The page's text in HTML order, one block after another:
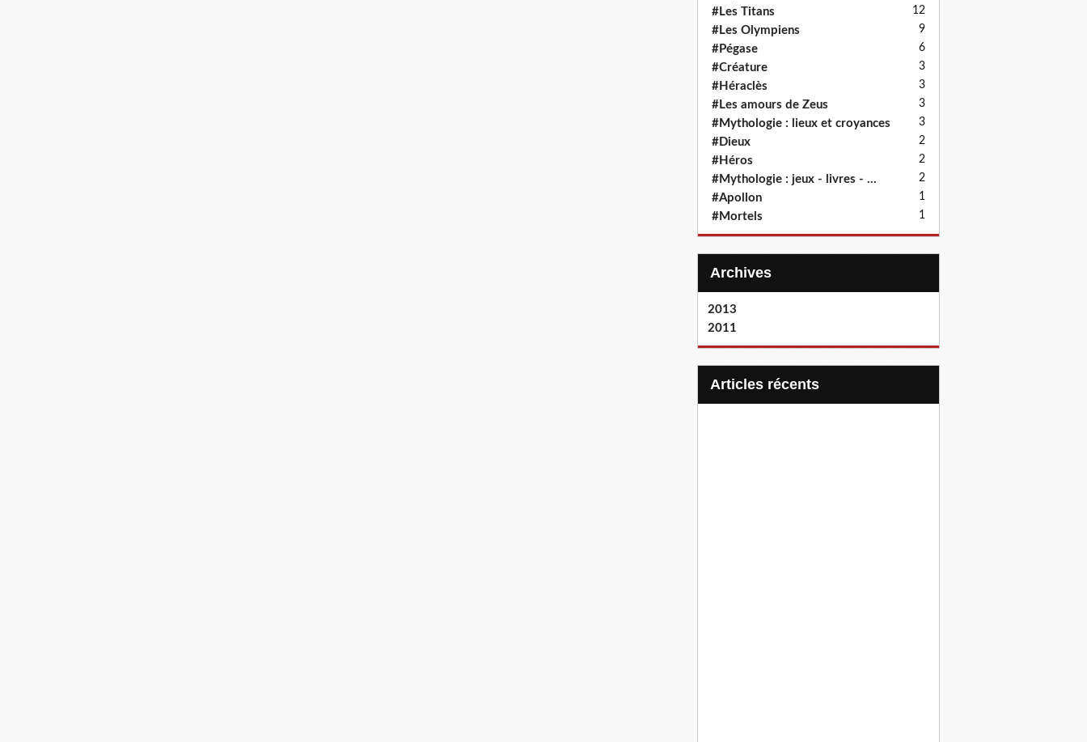
#Les Titans 12
#Les Olympiens 9
#Pégase 6
#Créature 3
#Héraclès 3
#Les amours de Zeus 3
#Mythologie : lieux et croyances 3
#Dieux 2
#Héros 2
#Mythologie : jeux - livres - ... 2
#Apollon 1
#Mortels 1
Archives
2013
2011
articles récents